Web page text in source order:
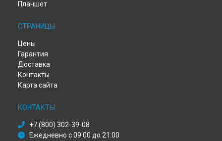
Диагностика ноутбука HP в
Диагностика ноутбука HP в
Диагностика ноутбука HP в
Диагностика ноутбука HP в
Диагностика ноутбука HP в
Планшет
СТРАНИЦЫ
Цены
Гарантия
Доставка
Контакты
Карта сайта
КОНТАКТЫ
+7 (800) 302-39-08
Ежедневно с 09:00 до 21:00